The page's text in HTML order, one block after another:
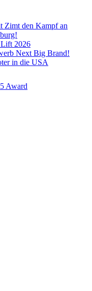
Award
Zimt den Kampf an
Lift 2026
Next Big Brand!
in die USA